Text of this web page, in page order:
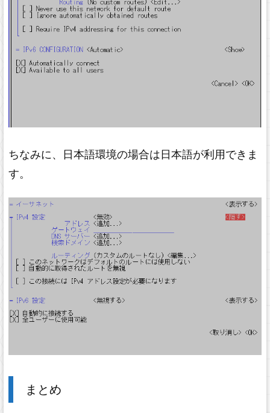
ちなみに、日本語環境の場合は日本語が利用できま
す。
まとめ